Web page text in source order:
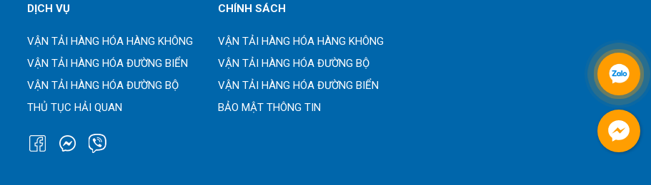
DỊCH VỤ
VẬN TẢI HÀNG HÓA HÀNG KHÔNG
VẬN TẢI HÀNG HÓA ĐƯỜNG BIỂN
VẬN TẢI HÀNG HÓA ĐƯỜNG BỘ
THỦ TỤC HẢI QUAN
CHÍNH SÁCH
VẬN TẢI HÀNG HÓA HÀNG KHÔNG
VẬN TẢI HÀNG HÓA ĐƯỜNG BỘ
VẬN TẢI HÀNG HÓA ĐƯỜNG BIỂN
BẢO MẬT THÔNG TIN